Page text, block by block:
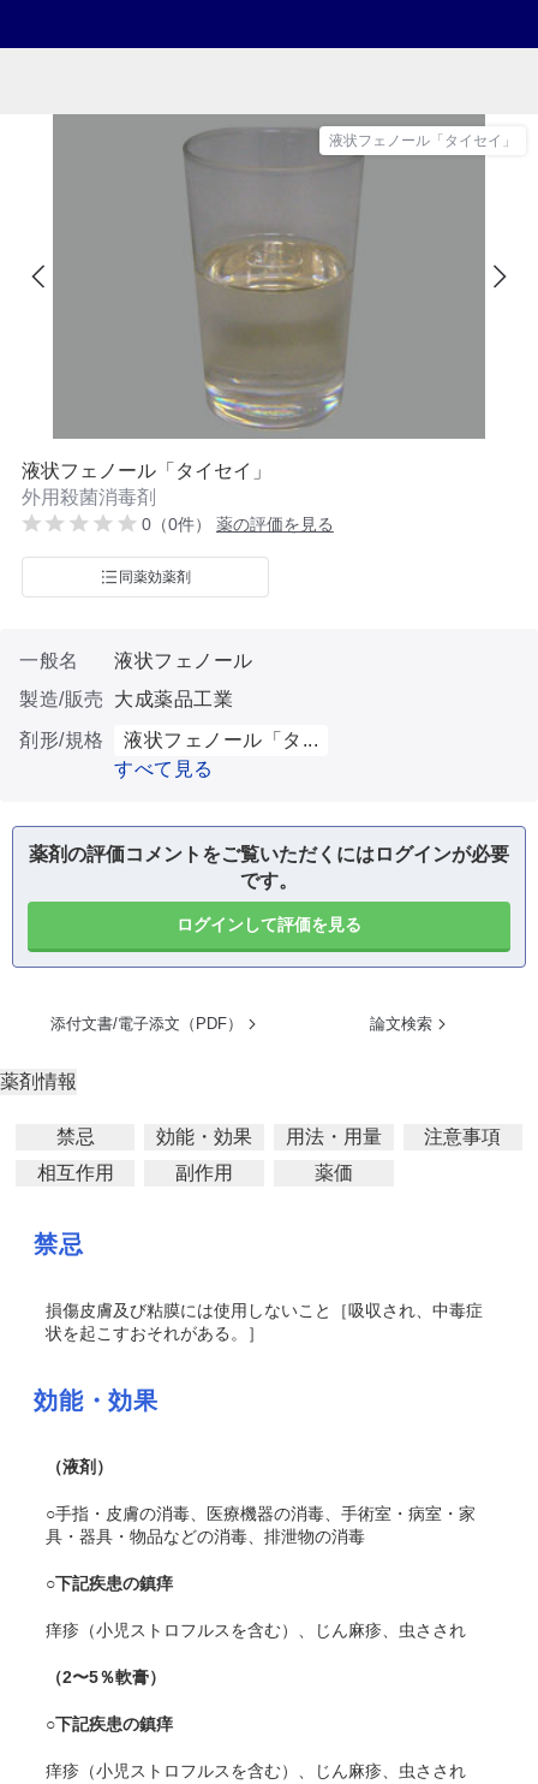
液状フェノール「タイセイ」
液状フェノール「タイセイ」
外用殺菌消毒剤
0（0件） 薬の評価を見る
同薬効薬剤
一般名
液状フェノール
製造/販売
大成薬品工業
剤形/規格
液状フェノール「タ...
すべて見る
薬剤の評価コメントをご覧いただくにはログインが必要
です。
ログインして評価を見る
添付文書/電子添文（PDF） 論文検索
薬剤情報
禁忌 効能・効果 用法・用量
注意事項
相互作用
副作用 薬価
禁忌
損傷皮膚及び粘膜には使用しないこと［吸収され、中毒症
状を起こすおそれがある。］
効能・効果
（液剤）
○手指・皮膚の消毒、医療機器の消毒、手術室・病室・家
具・器具・物品などの消毒、排泄物の消毒
○下記疾患の鎮痒
痒疹（小児ストロフルスを含む）、じん麻疹、虫さされ
（2〜5％軟膏）
○下記疾患の鎮痒
痒疹（小児ストロフルスを含む）、じん麻疹、虫さされ